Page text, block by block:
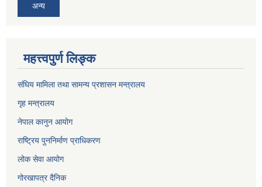
अन्य
महत्त्वपुर्ण लिङ्क
संघिय मामिला तथा सामन्य प्रशासन मन्त्रालय
गृह मन्त्रालय
नेपाल कानुन आयोग
राष्ट्रिय पुननिर्माण प्राधिकरण
लोक सेवा आयोग
गोरखापत्र दैनिक